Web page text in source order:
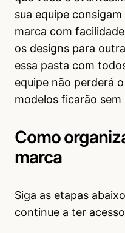
sua equipe
marca com
os designs para
essa pasta com
equipe não perderá
modelos ficarão sem
Como
marca
Siga as etapas
continue a ter